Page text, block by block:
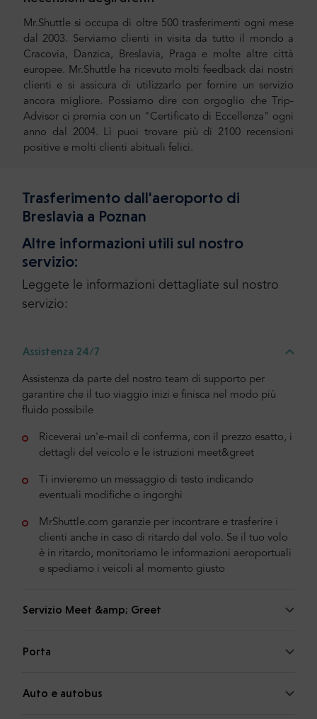
Mr.Shuttle si occupa di oltre 500 trasferimenti ogni mese
dal 2003. Serviamo clienti in visita da tutto il mondo a
Cracovia, Danzica, Breslavia, Praga e molte altre città
europee. Mr.Shuttle ha ricevuto molti feedback dai nostri
clienti e si assicura di utilizzarlo per fornire un servizio
ancora migliore. Possiamo dire con orgoglio che Trip-
Advisor ci premia con un "Certificato di Eccellenza" ogni
anno dal 2004. Lì puoi trovare più di 2100 recensioni
positive e molti clienti abituali felici.
Trasferimento dall'aeroporto di
Breslavia a Poznan
Altre informazioni utili sul nostro
servizio:
Leggete le informazioni dettagliate sul nostro
servizio:
Assistenza 24/7
Assistenza da parte del nostro team di supporto per
garantire che il tuo viaggio inizi e finisca nel modo più
fluido possibile
Riceverai un'e-mail di conferma, con il prezzo esatto, i
dettagli del veicolo e le istruzioni meet&greet
Ti invieremo un messaggio di testo indicando
eventuali modifiche o ingorghi
MrShuttle.com garanzie per incontrare e trasferire i
clienti anche in caso di ritardo del volo. Se il tuo volo
è in ritardo, monitoriamo le informazioni aeroportuali
e spediamo i veicoli al momento giusto
Servizio Meet &amp; Greet
Porta
Auto e autobus